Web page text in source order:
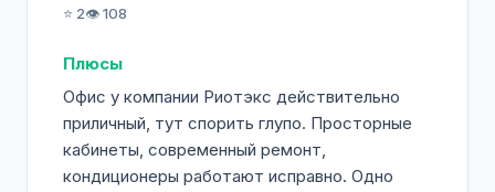
⭐ 2👁️ 108
Плюсы
Офис у компании Риотэкс действительно
приличный, тут спорить глупо. Просторные
кабинеты, современный ремонт,
кондиционеры работают исправно. Одно